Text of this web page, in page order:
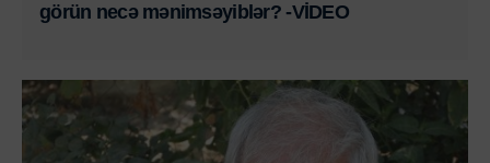
görün necə mənimsəyiblər? -VİDEO